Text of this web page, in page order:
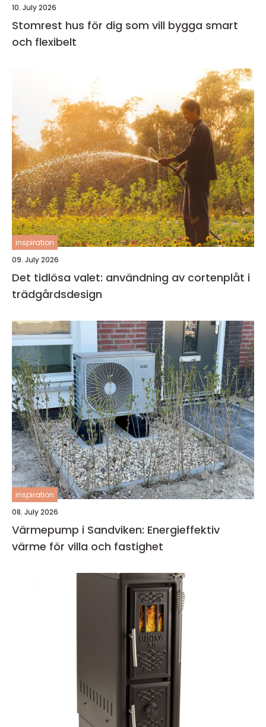
10. July 2026
Stomrest hus för dig som vill bygga smart
och flexibelt
inspiration
09. July 2026
Det tidlösa valet: användning av cortenplåt i
trädgårdsdesign
inspiration
08. July 2026
Värmepump i Sandviken: Energieffektiv
värme för villa och fastighet